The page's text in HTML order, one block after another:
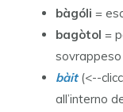
bàgóli =
bagòtol =
sovrappeso
bàit (<--
all’interno